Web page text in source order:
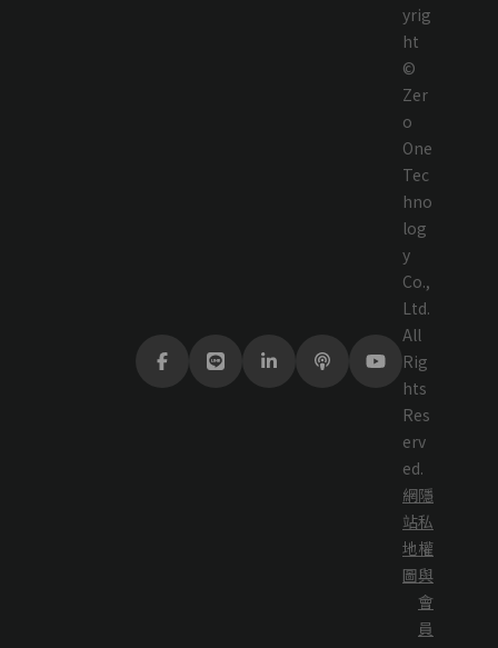
yrig
ht
©
Zer
o
One
Tec
hno
log
y
Co.,
Ltd.
All
Rig
hts
Res
erv
ed.
網
站
地
圖
隱
私
權
與
會
員